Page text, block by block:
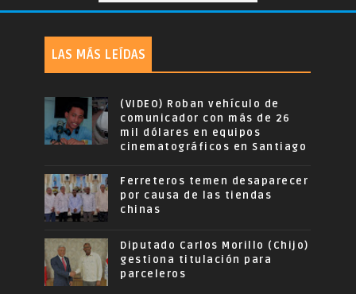
LAS MÁS LEÍDAS
(VIDEO) Roban vehículo de
comunicador con más de 26
mil dólares en equipos
cinematográficos en Santiago
Ferreteros temen desaparecer
por causa de las tiendas
chinas
Diputado Carlos Morillo (Chijo)
gestiona titulación para
parceleros